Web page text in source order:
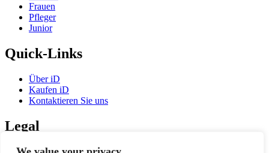
Frauen
Pfleger
Junior
Quick-Links
Über iD
Kaufen iD
Kontaktieren Sie uns
Legal